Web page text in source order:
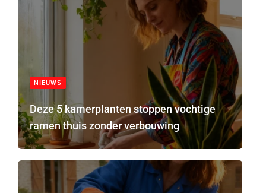
NIEUWS
Deze 5 kamerplanten stoppen vochtige
ramen thuis zonder verbouwing